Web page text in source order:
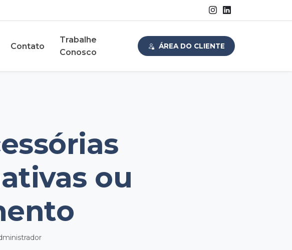
Contato
Trabalhe
Conosco
ÁREA DO CLIENTE
ou